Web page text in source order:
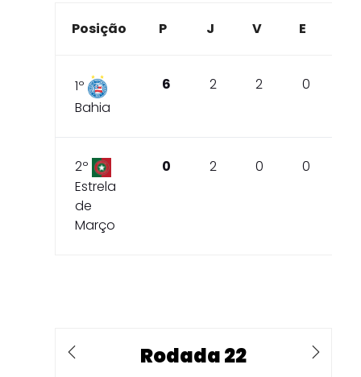
Posição P J V E
1º
Bahia
6 2 2 0
2º
Estrela
de
Março
0 2 0 0
Rodada 22
Previous Next